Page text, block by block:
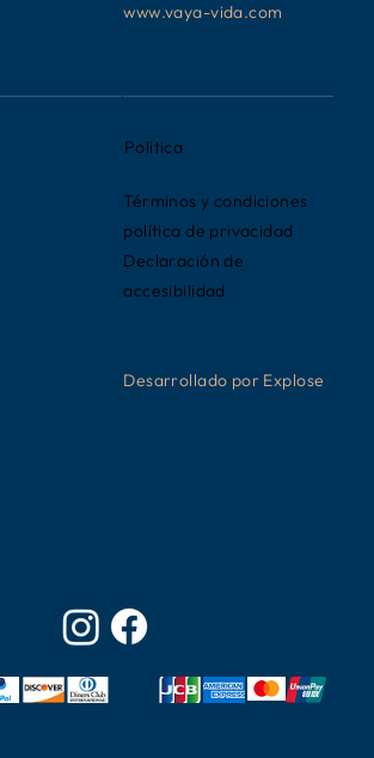
www.vaya-vida.com
Política
Términos y condiciones
política de privacidad
Declaración de
accesibilidad
Desarrollado por Explose